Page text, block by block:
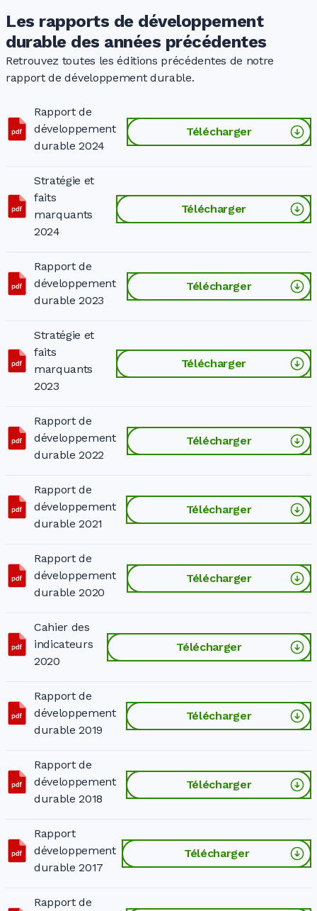
Les rapports de développement
durable des années précédentes
Retrouvez toutes les éditions précédentes de notre
rapport de développement durable.
Rapport de
développement
durable 2024
Télécharger
Stratégie et
faits
marquants
2024
Télécharger
Rapport de
développement
durable 2023
Télécharger
Stratégie et
faits
marquants
2023
Télécharger
Rapport de
développement
durable 2022
Télécharger
Rapport de
développement
durable 2021
Télécharger
Rapport de
développement
durable 2020
Télécharger
Cahier des
indicateurs
2020
Télécharger
Rapport de
développement
durable 2019
Télécharger
Rapport de
développement
durable 2018
Télécharger
Rapport
développement
durable 2017
Télécharger
Rapport de